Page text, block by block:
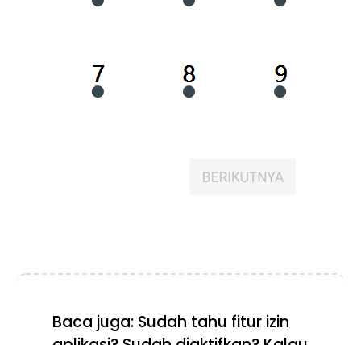
Baca juga: Sudah tahu fitur izin